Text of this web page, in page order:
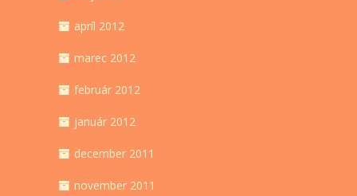
apríl 2012
marec 2012
február 2012
január 2012
december 2011
november 2011